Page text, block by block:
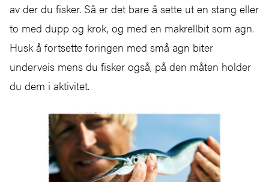
av der du fisker. Så er det bare å sette ut en stang eller
to med dupp og krok, og med en makrellbit som agn.
Husk å fortsette foringen med små agn biter
underveis mens du fisker også, på den måten holder
du dem i aktivitet.